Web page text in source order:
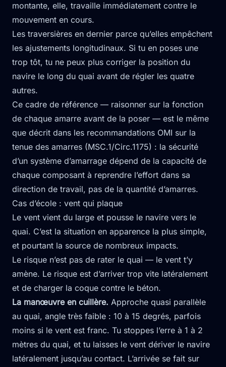
montante, elle, travaille immédiatement contre le
mouvement en cours.
Les traversières en dernier parce qu’elles empêchent
les ajustements longitudinaux. Si tu en poses une
trop tôt, tu ne peux plus corriger la position du
navire le long du quai avant de régler les quatre
autres.
Ce cadre de référence — raisonner sur la fonction
de chaque amarre avant de la poser — est le même
que décrit dans les recommandations OMI sur la
tenue des amarres (MSC.1/Circ.1175) : la sécurité
d’un système d’amarrage dépend de la capacité de
chaque composant à reprendre l’effort dans sa
direction de travail, pas de la quantité d’amarres.
Cas d’école : vent qui plaque
Le vent vient du large et pousse le navire vers le
quai. C’est la situation en apparence la plus simple,
et pourtant la source de nombreux impacts.
Le risque n’est pas de rater le quai — le vent t’y
amène. Le risque est d’arriver trop vite latéralement
et de charger la coque contre le béton.
La manœuvre en cuillère. Approche quasi parallèle
au quai, angle très faible : 10 à 15 degrés, parfois
moins si le vent est franc. Tu stoppes l’erre à 1 à 2
mètres du quai, et tu laisses le vent dériver le navire
latéralement jusqu’au contact. L’arrivée se fait sur